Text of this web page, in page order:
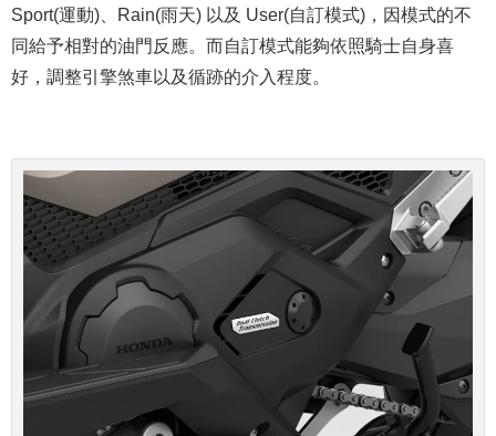
Sport(運動)、Rain(雨天) 以及 User(自訂模式)，因模式的不
同給予相對的油門反應。而自訂模式能夠依照騎士自身喜
好，調整引擎煞車以及循跡的介入程度。